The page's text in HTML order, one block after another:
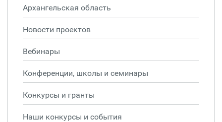
Архангельская область
Новости проектов
Вебинары
Конференции, школы и семинары
Конкурсы и гранты
Наши конкурсы и события